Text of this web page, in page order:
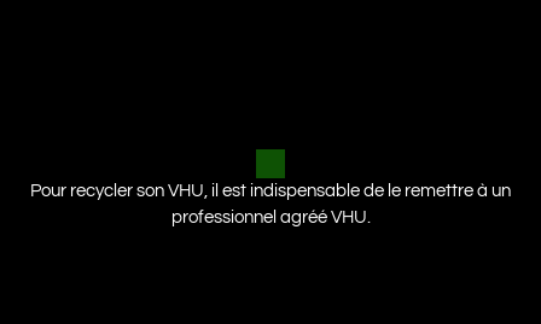
Pour recycler son VHU, il est indispensable de le remettre à un
professionnel agréé VHU.